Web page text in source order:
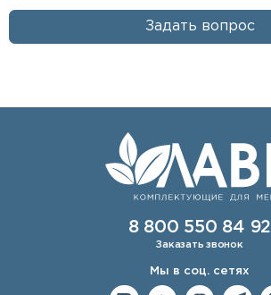
Задать вопрос
8 800 550 84 92
Заказать звонок
Мы в соц. сетях